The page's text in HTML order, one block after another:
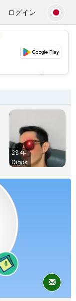
ログイン
23 年
Digos
0